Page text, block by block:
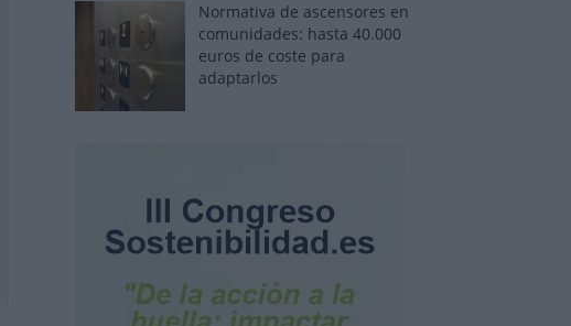
Normativa de ascensores en
comunidades: hasta 40.000
euros de coste para
adaptarlos